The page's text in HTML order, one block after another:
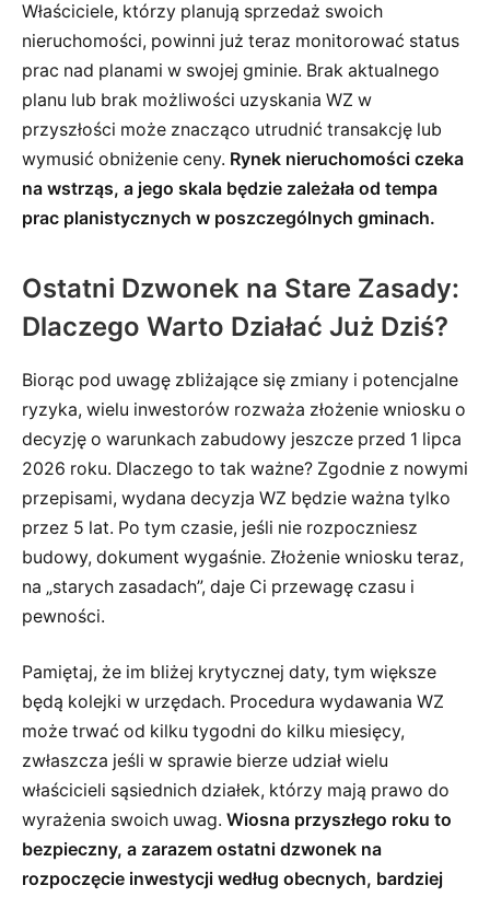
Właściciele, którzy planują sprzedaż swoich
nieruchomości, powinni już teraz monitorować status
prac nad planami w swojej gminie. Brak aktualnego
planu lub brak możliwości uzyskania WZ w
przyszłości może znacząco utrudnić transakcję lub
wymusić obniżenie ceny. Rynek nieruchomości czeka
na wstrząs, a jego skala będzie zależała od tempa
prac planistycznych w poszczególnych gminach.
Ostatni Dzwonek na Stare Zasady:
Dlaczego Warto Działać Już Dziś?
Biorąc pod uwagę zbliżające się zmiany i potencjalne
ryzyka, wielu inwestorów rozważa złożenie wniosku o
decyzję o warunkach zabudowy jeszcze przed 1 lipca
2026 roku. Dlaczego to tak ważne? Zgodnie z nowymi
przepisami, wydana decyzja WZ będzie ważna tylko
przez 5 lat. Po tym czasie, jeśli nie rozpoczniesz
budowy, dokument wygaśnie. Złożenie wniosku teraz,
na „starych zasadach”, daje Ci przewagę czasu i
pewności.
Pamiętaj, że im bliżej krytycznej daty, tym większe
będą kolejki w urzędach. Procedura wydawania WZ
może trwać od kilku tygodni do kilku miesięcy,
zwłaszcza jeśli w sprawie bierze udział wielu
właścicieli sąsiednich działek, którzy mają prawo do
wyrażenia swoich uwag. Wiosna przyszłego roku to
bezpieczny, a zarazem ostatni dzwonek na
rozpoczęcie inwestycji według obecnych, bardziej